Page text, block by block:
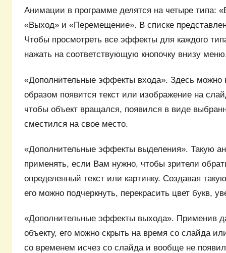
Анимации в программе делятся на четыре типа:
«Выход» и «Перемещение». В списке
Чтобы просмотреть все эффекты для каждого
нажать на соответствующую кнопочку внизу
«Дополнительные эффекты входа». Здесь можно
образом появится текст или изображение на
чтобы объект вращался, появился в виде
сместился на свое место.
«Дополнительные эффекты выделения». Такую
применять, если Вам нужно, чтобы зрители
определенный текст или картинку. Создавая
его можно подчеркнуть, перекрасить цвет букв,
«Дополнительные эффекты выхода». Применив
объекту, его можно скрыть на время со слайда
со временем исчез со слайда и вообще не